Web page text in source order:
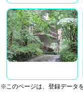
※このページは、登録データ